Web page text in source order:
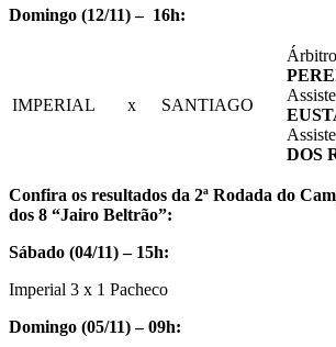
Domingo (12/11) – 16h:
IMPERIAL x SANTIAGO
DOS
Confira os resultados da 2ª Rodada do
dos 8 “Jairo Beltrão”:
Sábado (04/11) – 15h:
Imperial 3 x 1 Pacheco
Domingo (05/11) – 09h: